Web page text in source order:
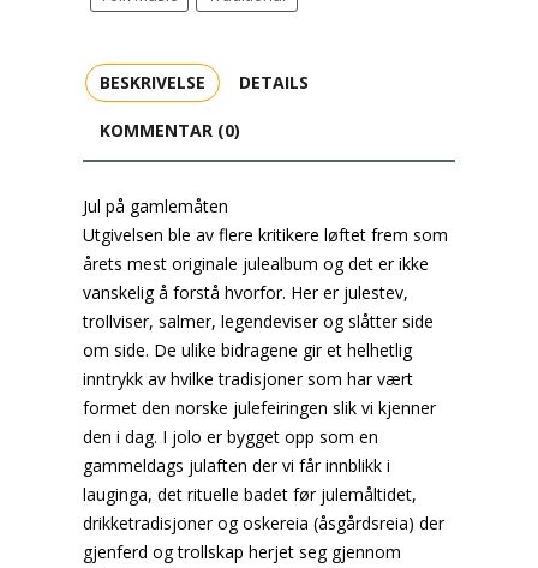
BESKRIVELSE DETAILS
KOMMENTAR (0)
Jul på gamlemåten
Utgivelsen ble av flere kritikere løftet frem som
årets mest originale julealbum og det er ikke
vanskelig å forstå hvorfor. Her er julestev,
trollviser, salmer, legendeviser og slåtter side
om side. De ulike bidragene gir et helhetlig
inntrykk av hvilke tradisjoner som har vært
formet den norske julefeiringen slik vi kjenner
den i dag. I jolo er bygget opp som en
gammeldags julaften der vi får innblikk i
lauginga, det rituelle badet før julemåltidet,
drikketradisjoner og oskereia (åsgårdsreia) der
gjenferd og trollskap herjet seg gjennom